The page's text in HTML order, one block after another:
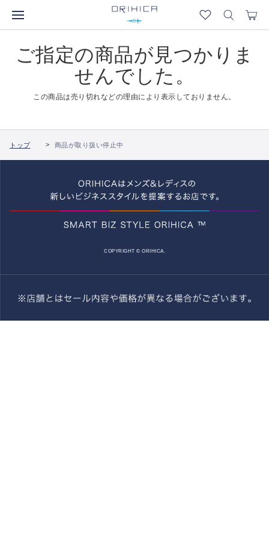
ご指定の商品が見つかりま
せんでした。
この商品は売り切れなどの理由により表示しておりません。
トップ 商品が取り扱い停止中
COPYRIGHT © ORIHICA.